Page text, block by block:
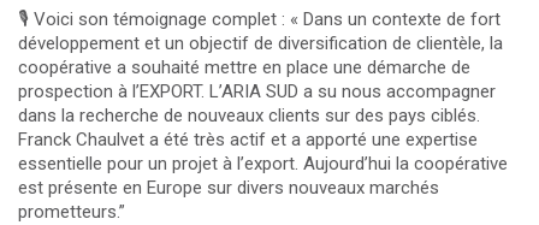
🎙 Voici son témoignage complet : « Dans un contexte de fort
développement et un objectif de diversification de clientèle, la
coopérative a souhaité mettre en place une démarche de
prospection à l’EXPORT. L’ARIA SUD a su nous accompagner
dans la recherche de nouveaux clients sur des pays ciblés.
Franck Chaulvet a été très actif et a apporté une expertise
essentielle pour un projet à l’export. Aujourd’hui la coopérative
est présente en Europe sur divers nouveaux marchés
prometteurs.”